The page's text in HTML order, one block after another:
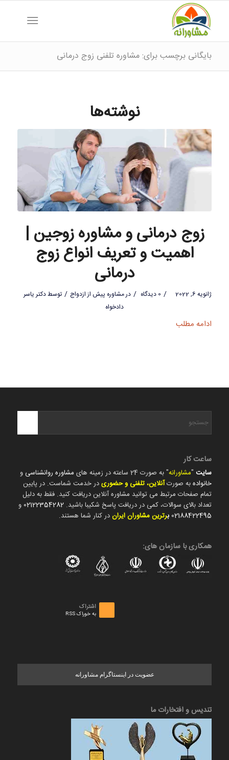
بایگانی برچسب برای: مشاوره تلفنی زوج درمانی
نوشته‌ها
زوج درمانی و مشاوره زوجین |
اهمیت و تعریف انواع زوج
درمانی
ژانویه 6, 2022 / 0 دیدگاه / درمشاوره پیش از ازدواج / توسطدکتر یاسر
دادخواه
ادامه مطلب
ساعت کار
سایت"مشاورانه" به صورت 24 ساعته در زمینه های مشاوره روانشناسی و
خانوادهبه صورتآنلاین، تلفنی و حضوریدر خدمت شماست. در پایین
تمام صفحات مرتبط می توانید مشاوره آنلاین دریافت کنید. فقط به دلیل
تعداد بالای سوالات، کمی در دریافت پاسخ شکیبا باشید. 02122354282 و
02188422495 برترین مشاوران ایراندر کنار شما هستند.
همکاری با سازمان های:
اشتراک
به خوراک RSS
عضویت در اینستاگرام مشاورانه
تندیس و افتخارات ما